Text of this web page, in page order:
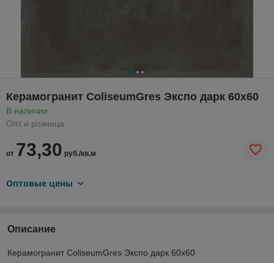
Керамогранит ColiseumGres Экспо дарк 60х60
В наличии
Опт и розница
от 73,30 руб./кв.м
Оптовые цены
Описание
Керамогранит ColiseumGres Экспо дарк 60х60